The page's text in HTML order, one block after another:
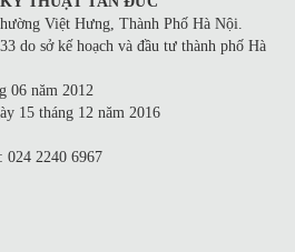
Việt Hưng, Thành Phố Hà Nội.
do sở kế hoạch và đầu tư thành phố Hà
06 năm 2012
15 tháng 12 năm 2016
024 2240 6967